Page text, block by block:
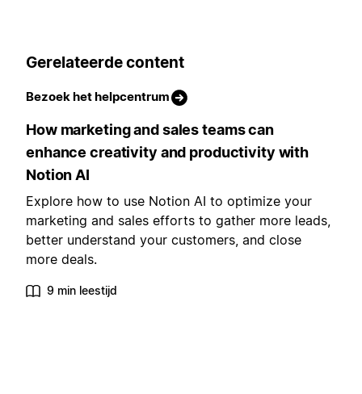
Gerelateerde content
Bezoek het helpcentrum
How marketing and sales teams can
enhance creativity and productivity with
Notion AI
Explore how to use Notion AI to optimize your
marketing and sales efforts to gather more leads,
better understand your customers, and close
more deals.
9 min leestijd